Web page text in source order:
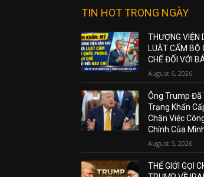
TIN HOT TRONG NGÀY
THƯỢNG VIỆN
LUẬT CẤM BỘ
CHẾ ĐỐI VỚI
August 6, 2026
Ông Trump Đã
Trạng Khẩn
Chặn Việc
Chính Của
August 5, 2026
THẾ GIỚI GỌI